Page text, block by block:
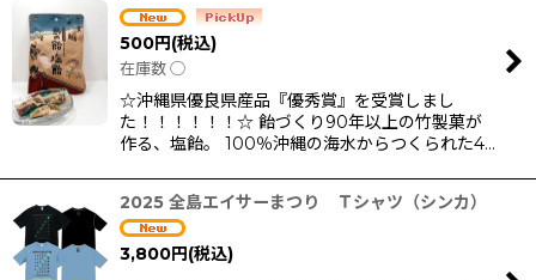
500円(税込)
在庫数 ◯
☆沖縄県優良県産品『優秀賞』を受賞しまし
た！！！！！！☆ 飴づくり90年以上の竹製菓が
作る、塩飴。 100％沖縄の海水からつくられた4…
2025 全島エイサーまつり Ｔシャツ（シンカ）
3,800円(税込)